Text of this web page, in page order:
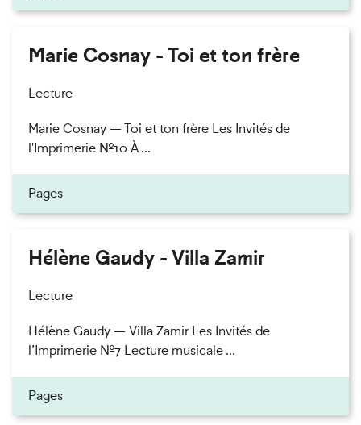
Marie Cosnay - Toi et ton frère
Lecture
Marie Cosnay — Toi et ton frère Les Invités de
l'Imprimerie n°10 À ...
Pages
Hélène Gaudy - Villa Zamir
Lecture
Hélène Gaudy — Villa Zamir Les Invités de
l’Imprimerie n°7 Lecture musicale ...
Pages